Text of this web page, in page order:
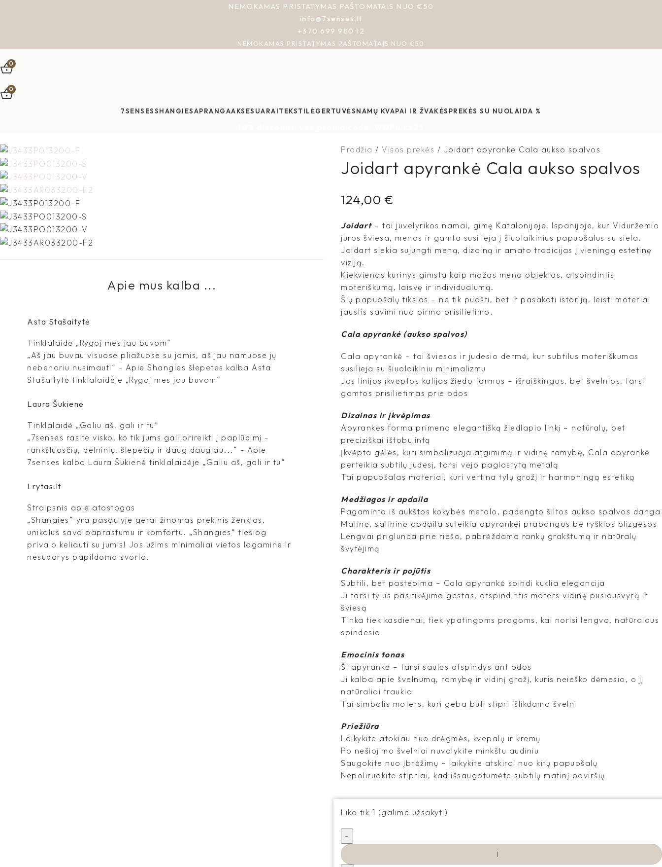
NEMOKAMAS PRISTATYMAS PAŠTOMATAIS NUO €50
info@7senses.lt
+370 699 980 12
NEMOKAMAS PRISTATYMAS PAŠTOMATAIS NUO €50
0
0
7SENSESSHANGIESAPRANGAAKSESUARAITEKSTILĖGERTUVĖSNAMŲ KVAPAI IR ŽVAKĖS PREKĖS SU NUOLAIDA %
Apie mus kalba ...
Asta Stašaitytė
Tinklalaidė „Rygoj mes jau buvom“
„Aš jau buvau visuose pliažuose su jomis, aš jau namuose jų
nebenoriu nusimauti“ - Apie Shangies šlepetes kalba Asta
Stašaitytė tinklalaidėje „Rygoj mes jau buvom“
Laura Šukienė
Tinklalaidė „Galiu aš, gali ir tu“
„7senses rasite visko, ko tik jums gali prireikti į paplūdimį -
rankšluosčių, delninių, šlepečių ir daug daugiau...“ - Apie
7senses kalba Laura Šukienė tinklalaidėje „Galiu aš, gali ir tu“
Lrytas.lt
Straipsnis apie atostogas
„Shangies“ yra pasaulyje gerai žinomas prekinis ženklas,
unikalus savo paprastumu ir komfortu. „Shangies“ tiesiog
privalo keliauti su jumis! Jos užims minimaliai vietos lagamine ir
nesudarys papildomo svorio.
Pradžia Visos prekės Joidart apyrankė Cala aukso spalvos
Joidart apyrankė Cala aukso spalvos
124,00 €
Joidart– tai juvelyrikos namai, gimę Katalonijoje, Ispanijoje, kur Viduržemio
jūros šviesa, menas ir gamta susilieja į šiuolaikinius papuošalus su siela.
Joidart siekia sujungti meną, dizainą ir amato tradicijas į vieningą estetinę
viziją.
Kiekvienas kūrinys gimsta kaip mažas meno objektas, atspindintis
moteriškumą, laisvę ir individualumą.
Šių papuošalų tikslas – ne tik puošti, bet ir pasakoti istoriją, leisti moteriai
jaustis savimi nuo pirmo prisilietimo.
Cala apyrankė (aukso spalvos)
Cala apyrankė – tai šviesos ir judesio dermė, kur subtilus moteriškumas
susilieja su šiuolaikiniu minimalizmu
Jos linijos įkvėptos kalijos žiedo formos – išraiškingos, bet švelnios, tarsi
gamtos prisilietimas prie odos
Dizainas ir įkvėpimas
Apyrankės forma primena elegantišką žiedlapio linkį – natūralų, bet
preciziškai ištobulintą
Įkvėpta gėlės, kuri simbolizuoja atgimimą ir vidinę ramybę, Cala apyrankė
perteikia subtilų judesį, tarsi vėjo paglostytą metalą
Tai papuošalas moteriai, kuri vertina tylų grožį ir harmoningą estetiką
Medžiagos ir apdaila
Pagaminta iš aukštos kokybės metalo, padengto šiltos aukso spalvos danga
Matinė, satininė apdaila suteikia apyrankei prabangos be ryškios blizgesos
Lengvai priglunda prie riešo, pabrėždama rankų grakštumą ir natūralų
švytėjimą
Charakteris ir pojūtis
Subtili, bet pastebima – Cala apyrankė spindi kuklia elegancija
Ji tarsi tylus pasitikėjimo gestas, atspindintis moters vidinę pusiausvyrą ir
šviesą
Tinka tiek kasdienai, tiek ypatingoms progoms, kai norisi lengvo, natūralaus
spindesio
Emocinis tonas
Ši apyrankė – tarsi saulės atspindys ant odos
Ji kalba apie švelnumą, ramybę ir vidinį grožį, kuris neieško dėmesio, o jį
natūraliai traukia
Tai simbolis moters, kuri geba būti stipri išlikdama švelni
Priežiūra
Laikykite atokiau nuo drėgmės, kvepalų ir kremų
Po nešiojimo švelniai nuvalykite minkštu audiniu
Saugokite nuo įbrėžimų – laikykite atskirai nuo kitų papuošalų
Nepoliruokite stipriai, kad išsaugotumėte subtilų matinį paviršių
Liko tik 1 (galime užsakyti)